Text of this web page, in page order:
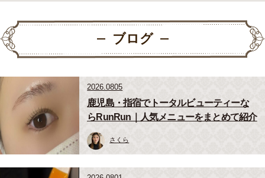
ブログ
2026.0805
鹿児島・指宿でトータルビューティーな
らRunRun｜人気メニューをまとめて紹介
さくら